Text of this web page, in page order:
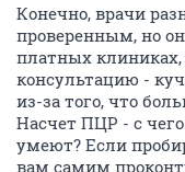
Конечно, врачи
проверенным, но
платных
консультацию -
из-за того, что
Насчет ПЦР - с
умеют? Если
вам самим